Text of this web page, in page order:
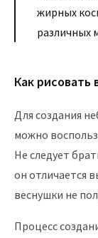
жирных
различных
Как
Для создания
можно
Не следует
он отличается
веснушки не
Процесс